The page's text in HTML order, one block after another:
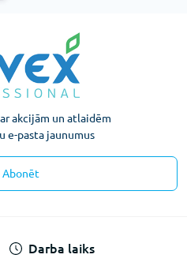
akcijām un atlaidēm
e-pasta jaunumus
Abonēt
Darba laiks